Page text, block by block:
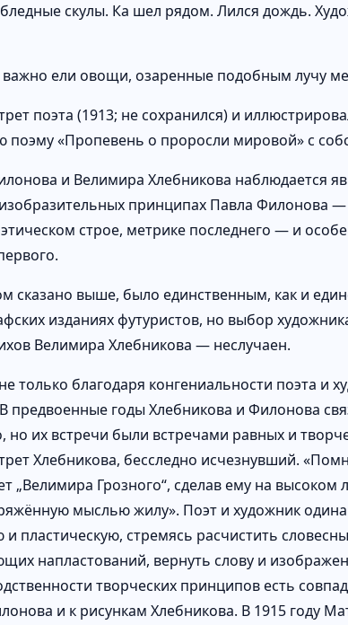
скулы. Ка шел рядом. Лился дождь.
ели овощи, озаренные подобным лучу
поэта (1913; не сохранился) и
поэму «Пропевень о проросли мировой» с
и Велимира Хлебникова наблюдается
принципах Павла Филонова
строе, метрике последнего — и
сказано выше, было единственным, как и
изданиях футуристов, но выбор
Велимира Хлебникова — неслучаен.
только благодаря конгениальности поэта и
предвоенные годы Хлебникова и Филонова
но их встречи были встречами равных и
Хлебникова, бесследно исчезнувший.
„Велимира Грозного“, сделав ему на
мыслью жилу». Поэт и художник
и пластическую, стремясь расчистить
напластований, вернуть слову и
творческих принципов есть
и к рисункам Хлебникова. В 1915 году